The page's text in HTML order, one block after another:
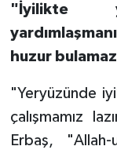
"İyilikte
huzur
"Yeryüzünde
çalışmamız
Erbaş,
Hakkari
Hatay
Iğdır